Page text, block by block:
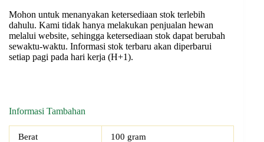
Mohon untuk menanyakan ketersediaan stok terlebih
dahulu. Kami tidak hanya melakukan penjualan hewan
melalui website, sehingga ketersediaan stok dapat berubah
sewaktu-waktu. Informasi stok terbaru akan diperbarui
setiap pagi pada hari kerja (H+1).
Informasi Tambahan
Berat 100 gram